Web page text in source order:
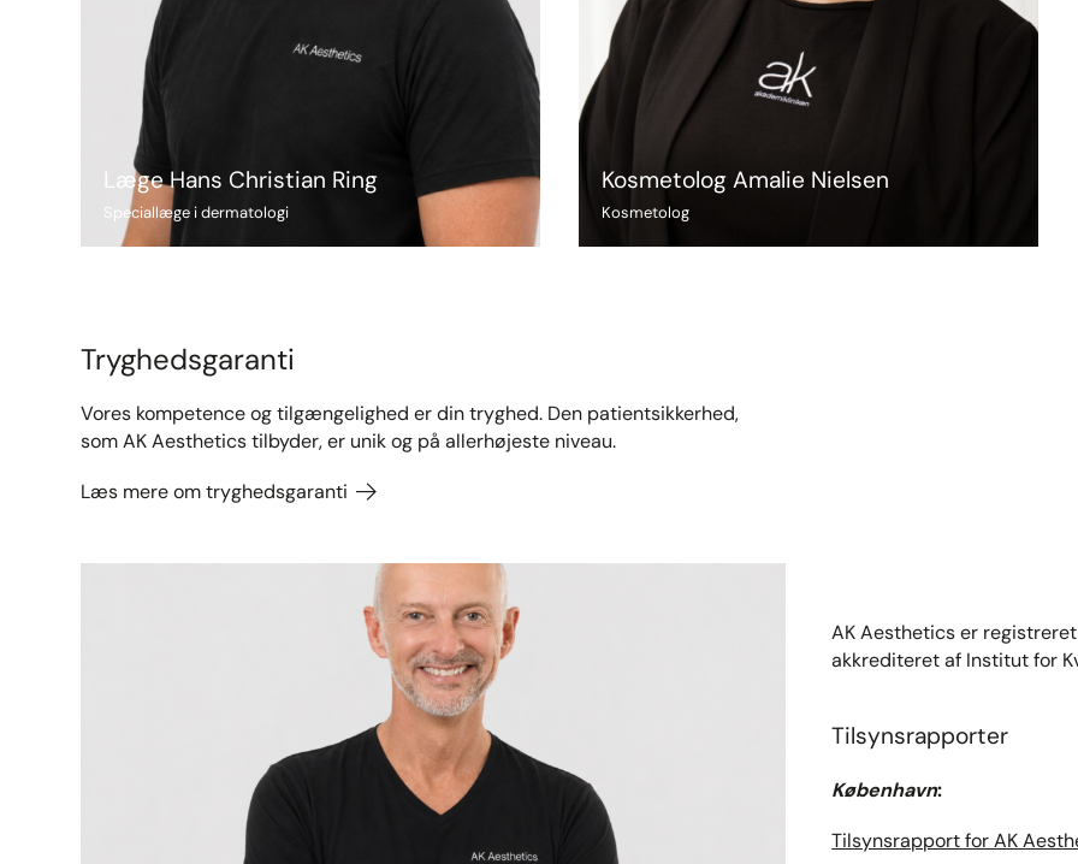
Læge Hans Christian Ring
Speciallæge i dermatologi
Kosmetolog Amalie Nielsen
Kosmetolog
Tryghedsgaranti
Vores kompetence og tilgængelighed er din tryghed. Den patientsikkerhed,
som AK Aesthetics tilbyder, er unik og på allerhøjeste niveau.
Læs mere om tryghedsgaranti
AK Aesthetics er
akkrediteret af Institut for
Tilsynsrapporter
København:
Tilsynsrapport for AK